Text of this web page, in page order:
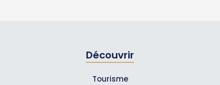
Découvrir
Tourisme